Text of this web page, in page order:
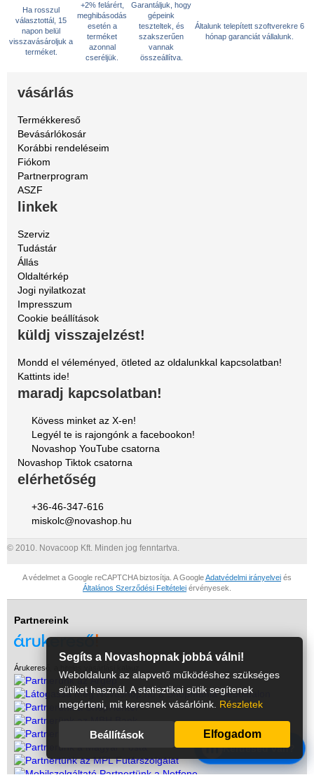
m Kérdésed van?
Ha rosszul
választottál, 15
napon belül
visszavásároljuk a
terméket.
+2% felárért,
meghibásodás
esetén a
terméket
azonnal
cseréljük.
Garantáljuk, hogy
gépeink
teszteltek, és
szakszerűen
vannak
összeállítva.
Általunk telepített szoftverekre 6
hónap garanciát vállalunk.
vásárlás
Termékkereső
Bevásárlókosár
Korábbi rendeléseim
Fiókom
Partnerprogram
ASZF
linkek
Szerviz
Tudástár
Állás
Oldaltérkép
Jogi nyilatkozat
Impresszum
Cookie beállítások
küldj visszajelzést!
Mondd el véleményed, ötleted az oldalunkkal kapcsolatban!
Kattints ide!
maradj kapcsolatban!
Kövess minket az X-en!
Legyél te is rajongónk a facebookon!
Novashop YouTube csatorna
Novashop Tiktok csatorna
elérhetőség
+36-46-347-616
miskolc@novashop.hu
© 2010. Novacoop Kft. Minden jog fenntartva.
A védelmet a Google reCAPTCHA biztosítja. A GoogleAdatvédelmi irányelvei és
Általános Szerződési Feltételei érvényesek.
Partnereink
Árukereső, a hiteles vásárlási kalauz
Segíts a Novashopnak jobbá válni!
Weboldalunk az alapvető működéshez szükséges
sütiket használ. A statisztikai sütik segítenek
megérteni, mit keresnek vásárlóink. Részletek
Beállítások Elfogadom